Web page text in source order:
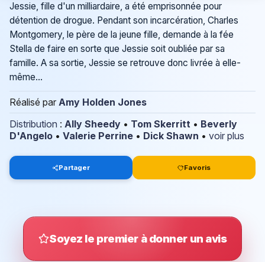
Jessie, fille d'un milliardaire, a été emprisonnée pour
détention de drogue. Pendant son incarcération, Charles
Montgomery, le père de la jeune fille, demande à la fée
Stella de faire en sorte que Jessie soit oubliée par sa
famille. A sa sortie, Jessie se retrouve donc livrée à elle-
même...
Réalisé par Amy Holden Jones
Distribution : Ally Sheedy • Tom Skerritt • Beverly
D'Angelo • Valerie Perrine • Dick Shawn • voir plus
Partager Favoris
Soyez le premier à donner un avis